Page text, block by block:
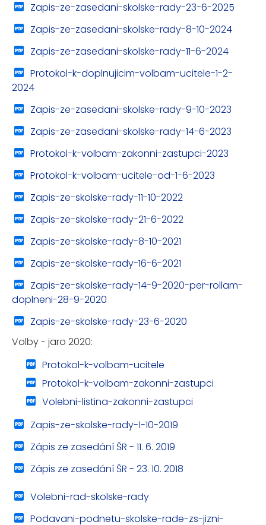
Zapis-ze-zasedani-skolske-rady-23-6-2025
Zapis-ze-zasedani-skolske-rady-8-10-2024
Zapis-ze-zasedani-skolske-rady-11-6-2024
Protokol-k-doplnujicim-volbam-ucitele-1-2-
2024
Zapis-ze-zasedani-skolske-rady-9-10-2023
Zapis-ze-zasedani-skolske-rady-14-6-2023
Protokol-k-volbam-zakonni-zastupci-2023
Protokol-k-volbam-ucitele-od-1-6-2023
Zapis-ze-skolske-rady-11-10-2022
Zapis-ze-skolske-rady-21-6-2022
Zapis-ze-skolske-rady-8-10-2021
Zapis-ze-skolske-rady-16-6-2021
Zapis-ze-skolske-rady-14-9-2020-per-rollam-
doplneni-28-9-2020
Zapis-ze-skolske-rady-23-6-2020
Volby - jaro 2020:
Protokol-k-volbam-ucitele
Protokol-k-volbam-zakonni-zastupci
Volebni-listina-zakonni-zastupci
Zapis-ze-skolske-rady-1-10-2019
Zápis ze zasedání ŠR - 11. 6. 2019
Zápis ze zasedání ŠR - 23. 10. 2018
Volebni-rad-skolske-rady
Podavani-podnetu-skolske-rade-zs-jizni-